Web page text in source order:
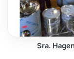
Sra. Hagen